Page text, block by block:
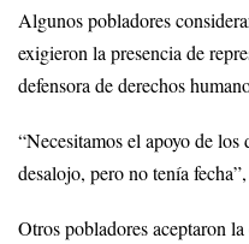
Algunos pobladores
exigieron la presencia de
defensora de derechos
“Necesitamos el apoyo de
desalojo, pero no tenía
Otros pobladores aceptaron